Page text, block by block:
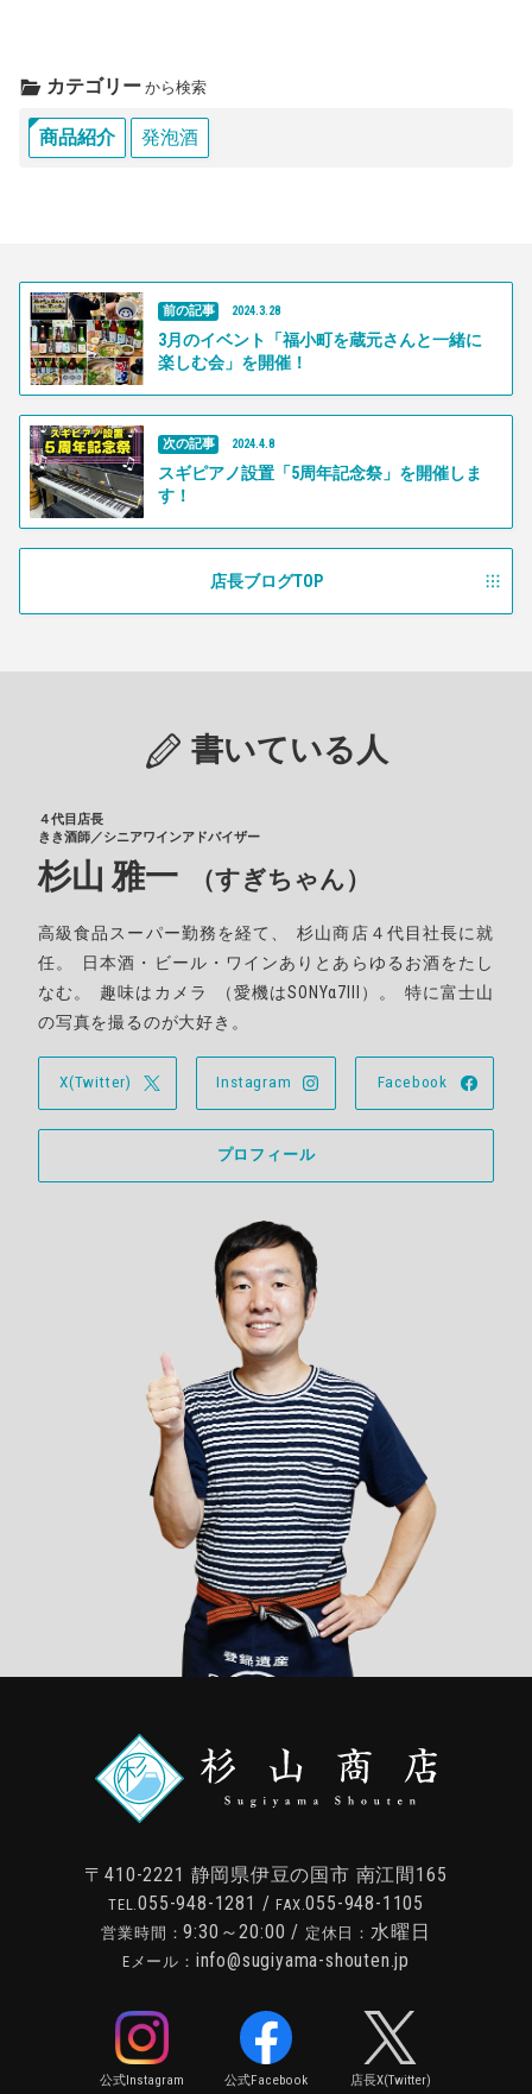
カテゴリー から検索
商品紹介 発泡酒
前の記事 2024.3.28
3月のイベント「福小町を蔵元さんと一緒に
楽しむ会」を開催！
次の記事 2024.4.8
スギピアノ設置「5周年記念祭」を開催しま
す！
店長ブログTOP
書いている人
４代目店長
きき酒師／シニアワインアドバイザー
杉山 雅一 （すぎちゃん）
高級食品スーパー勤務を経て
杉山商店４代目社長に就
任。
日本酒・ビール・ワインありとあらゆるお酒をたし
なむ 。 趣味はカメラ （愛機はSONYα7III ）。
特に富士山
の写真を撮るのが大好き 。
X(Twitter) Instagram Facebook
プロフィール
〒410-2221 静岡県伊豆の国市 南江間165
TEL.055-948-1281 /FAX.055-948-1105
営業時間：9:30～20:00 / 定休日： 水曜日
Eメール： info@sugiyama-shouten.jp
公式Instagram 公式Facebook 店長X(Twitter)